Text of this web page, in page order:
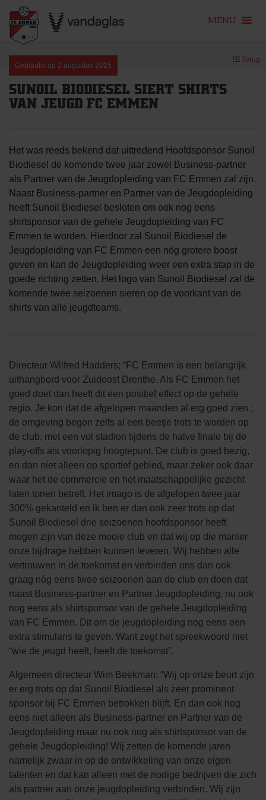
content
MENU
Geplaatst op 2 augustus 2015
Terug
SUNOIL BIODIESEL SIERT SHIRTS
VAN JEUGD FC EMMEN
Het was reeds bekend dat uittredend Hoofdsponsor Sunoil
Biodiesel de komende twee jaar zowel Business-partner
als Partner van de Jeugdopleiding van FC Emmen zal zijn.
Naast Business-partner en Partner van de Jeugdopleiding
heeft Sunoil Biodiesel besloten om ook nog eens
shirtsponsor van de gehele Jeugdopleiding van FC
Emmen te worden. Hierdoor zal Sunoil Biodiesel de
Jeugdopleiding van FC Emmen een nóg grotere boost
geven en kan de Jeugdopleiding weer een extra stap in de
goede richting zetten. Het logo van Sunoil Biodiesel zal de
komende twee seizoenen sieren op de voorkant van de
shirts van alle jeugdteams.
Directeur Wilfred Hadders; “FC Emmen is een belangrijk
uithangbord voor Zuidoost Drenthe. Als FC Emmen het
goed doet dan heeft dit een positief effect op de gehele
regio. Je kon dat de afgelopen maanden al erg goed zien ;
de omgeving begon zelfs al een beetje trots te worden op
de club, met een vol stadion tijdens de halve finale bij de
play-offs als voorlopig hoogtepunt. De club is goed bezig,
en dan niet alleen op sportief gebied, maar zeker ook daar
waar het de commercie en het maatschappelijke gezicht
laten tonen betreft. Het imago is de afgelopen twee jaar
300% gekanteld en ik ben er dan ook zeer trots op dat
Sunoil Biodiesel drie seizoenen hoofdsponsor heeft
mogen zijn van deze mooie club en dat wij op die manier
onze bijdrage hebben kunnen leveren. Wij hebben alle
vertrouwen in de toekomst en verbinden ons dan ook
graag nóg eens twee seizoenen aan de club en doen dat
naast Business-partner en Partner Jeugdopleiding, nu ook
nog eens als shirtsponsor van de gehele Jeugdopleiding
van FC Emmen. Dit om de jeugdopleiding nog eens een
extra stimulans te geven. Want zegt het spreekwoord niet
“wie de jeugd heeft, heeft de toekomst”.
Algemeen directeur Wim Beekman; “Wij op onze beurt zijn
er erg trots op dat Sunoil Biodiesel als zeer prominent
sponsor bij FC Emmen betrokken blijft. En dan ook nog
eens niet alleen als Business-partner en Partner van de
Jeugdopleiding maar nu ook nog als shirtsponsor van de
gehele Jeugdopleiding! Wij zetten de komende jaren
namelijk zwaar in op de ontwikkeling van onze eigen
talenten en dat kan alleen met de nodige bedrijven die zich
als partner aan onze jeugdopleiding verbinden. Wij zijn